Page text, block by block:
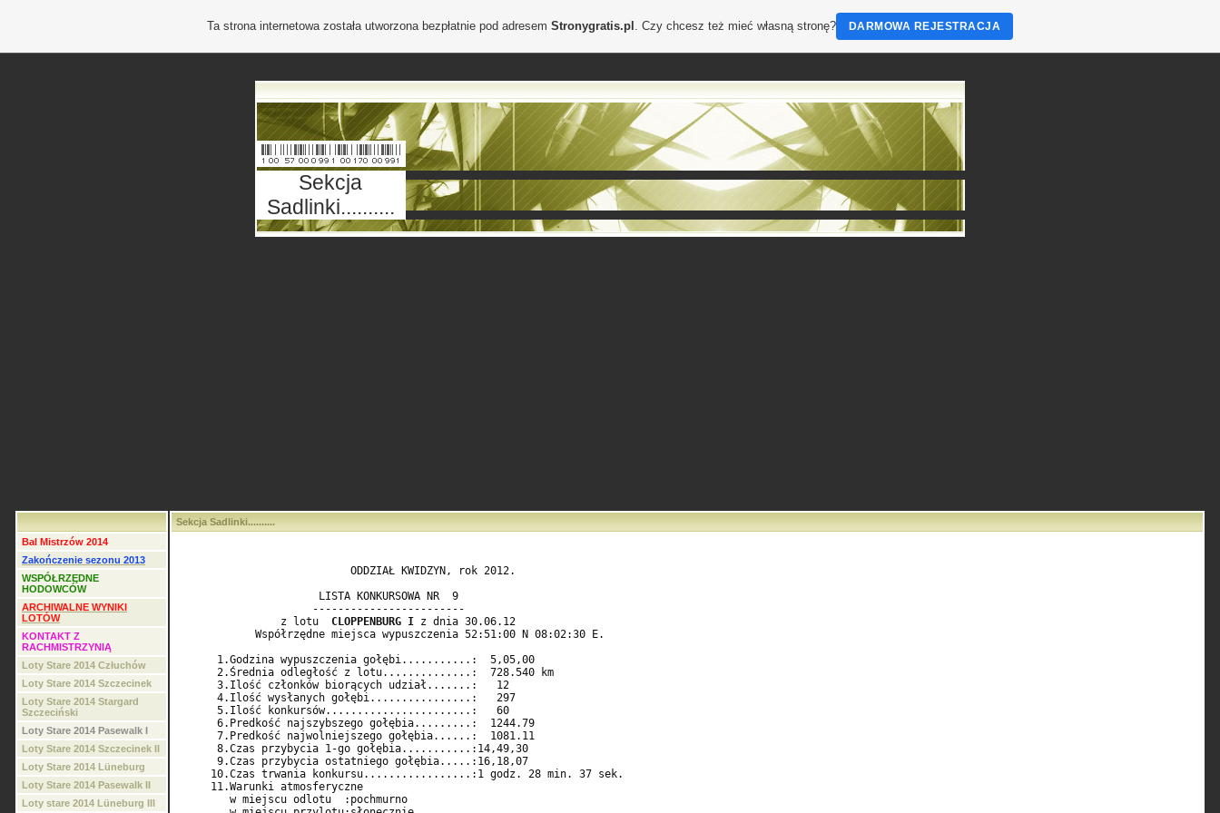
Sekcja
Sadlinki..........
Bal Mistrzów 2014
Zakończenie sezonu 2013
WSPÓŁRZĘDNE
HODOWCÓW
ARCHIWALNE WYNIKI
LOTÓW
KONTAKT Z
RACHMISTRZYNIĄ
Loty Stare 2014 Człuchów
Loty Stare 2014 Szczecinek
Loty Stare 2014 Stargard
Szczeciński
Loty Stare 2014 Pasewalk I
Loty Stare 2014 Szczecinek II
Loty Stare 2014 Lüneburg
Loty Stare 2014 Pasewalk II
Loty stare 2014 Lüneburg III
Sekcja Sadlinki..........
                           ODDZIAŁ KWIDZYN, rok 2012.
                      LISTA KONKURSOWA NR  9
                     ------------------------
                z lotu
CLOPPENBURG I z dnia 30.06.12
            Współrzędne miejsca wypuszczenia 52:51:00 N 08:02:30 E.
      1.Godzina wypuszczenia gołębi...........:  5,05,00
      2.Średnia odległość z lotu..............:  728.540 km
      3.Ilość członków biorących udział.......:   12
      4.Ilość wysłanych gołębi................:   297
      5.Ilość konkursów.......................:   60
      6.Predkość najszybszego gołębia.........:  1244.79
      7.Predkość najwolniejszego gołębia......:  1081.11
      8.Czas przybycia 1-go gołębia...........:14,49,30
      9.Czas przybycia ostatniego gołębia.....:16,18,07
     10.Czas trwania konkursu.................:1 godz. 28 min. 37 sek.
     11.Warunki atmosferyczne
        w miejscu odlotu  :pochmurno
Ta strona internetowa została utworzona bezpłatnie pod adresem Stronygratis.pl . Czy chcesz też mieć własną stronę? DARMOWA REJESTRACJA